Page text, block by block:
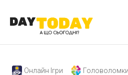
Онлайн Ігри Головоломки